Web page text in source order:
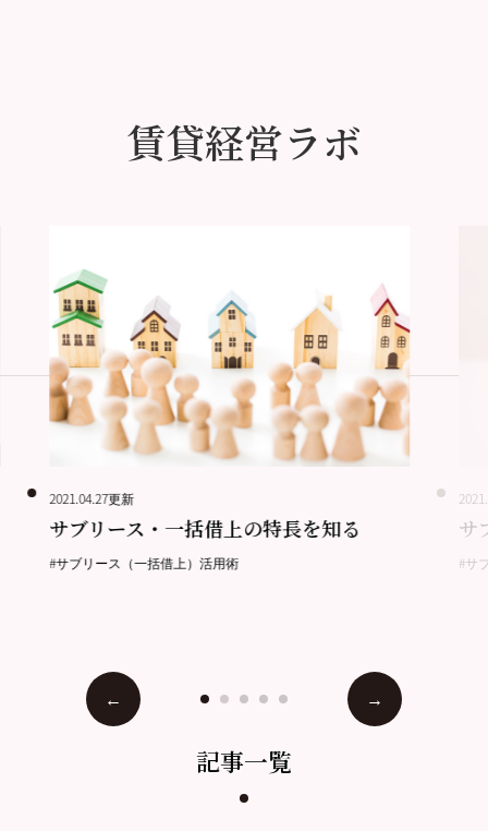
賃貸経営ラボ
2021.04.27更新
サブリース・一括借上の特長を知る
#サブリース（一括借上）活用術
サ
#サ
記事一覧